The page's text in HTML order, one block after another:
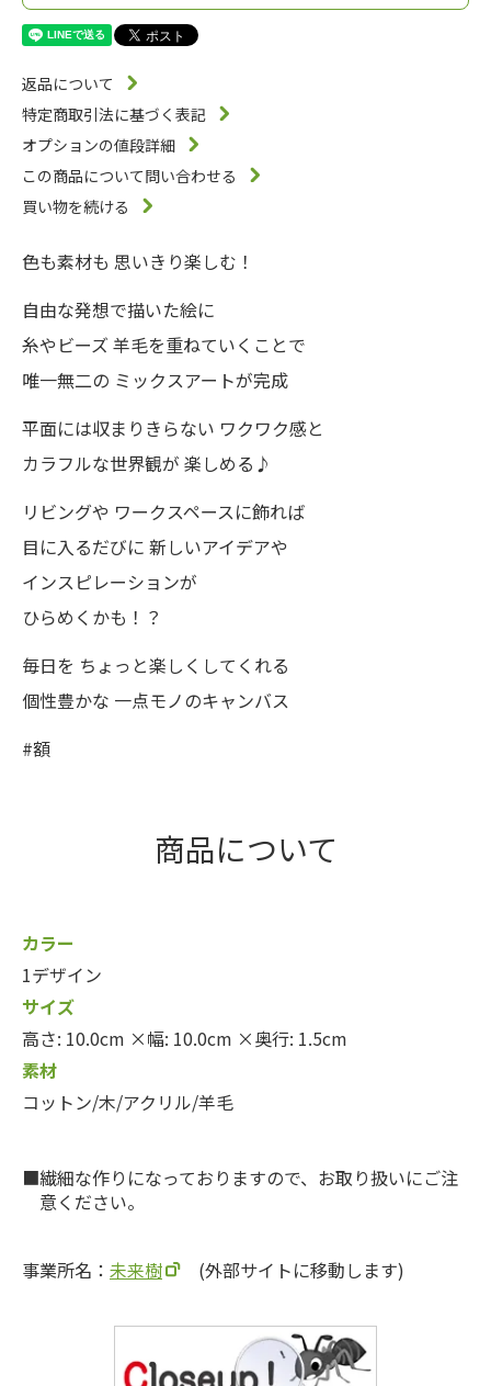
返品について
特定商取引法に基づく表記
オプションの値段詳細
この商品について問い合わせる
買い物を続ける
色も素材も 思いきり楽しむ！
自由な発想で描いた絵に
糸やビーズ 羊毛を重ねていくことで
唯一無二の ミックスアートが完成
平面には収まりきらない ワクワク感と
カラフルな世界観が 楽しめる♪
リビングや ワークスペースに飾れば
目に入るだびに 新しいアイデアや
インスピレーションが
ひらめくかも！？
毎日を ちょっと楽しくしてくれる
個性豊かな 一点モノのキャンバス
#額
商品について
カラー
1デザイン
サイズ
高さ: 10.0cm ×幅: 10.0cm ×奥行: 1.5cm
素材
コットン/木/アクリル/羊毛
繊細な作りになっておりますので、お取り扱いにご注
意ください。
事業所名： 未来樹 (外部サイトに移動します)